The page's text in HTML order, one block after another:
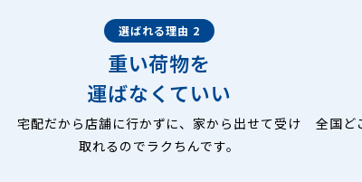
選ばれる理由 2
重い荷物を
運ばなくていい
宅配だから店舗に行かずに、家から出せて受け
取れるのでラクちんです。
全国ど